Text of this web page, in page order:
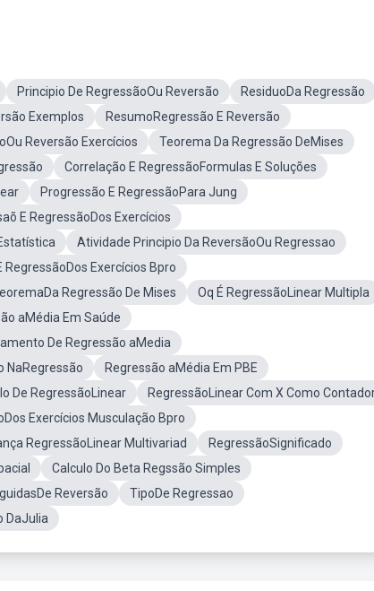
Principio De RegressãoOu Reversão
ResiduoDa Regressão
Exemplos
ResumoRegressão E Reversão
Reversão Exercícios
Teorema Da Regressão DeMises
Correlação E RegressãoFormulas E Soluções
Progressão E RegressãoPara Jung
E RegressãoDos Exercícios
Atividade Principio Da ReversãoOu Regressao
RegressãoDos Exercícios Bpro
Regressão De Mises
Oq É RegressãoLinear Multipla
aMédia Em Saúde
De Regressão aMedia
NaRegressão
Regressão aMédia Em PBE
De RegressãoLinear
RegressãoLinear Com X Como
Exercícios Musculação Bpro
RegressãoLinear Multivariad
RegressãoSignificado
Calculo Do Beta Regssão Simples
Reversão
TipoDe Regressao
DaJulia